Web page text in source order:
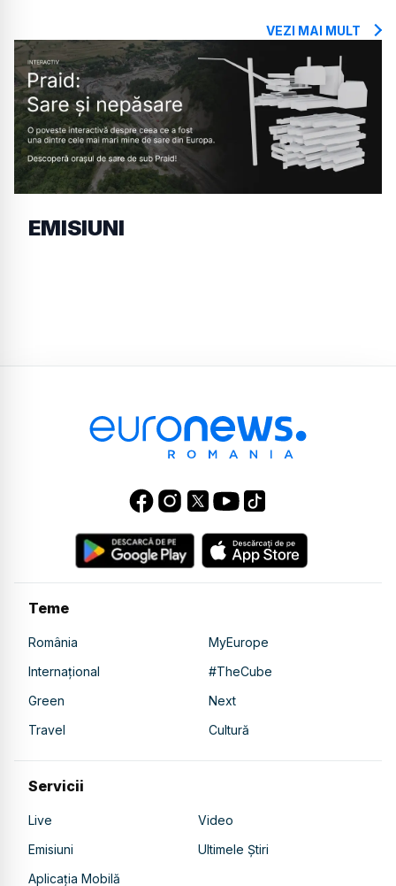
VEZI MAI MULT
EMISIUNI
Teme
România
MyEurope
Internațional
#TheCube
Green
Next
Travel
Cultură
Servicii
Live
Video
Emisiuni
Ultimele Știri
Aplicația Mobilă